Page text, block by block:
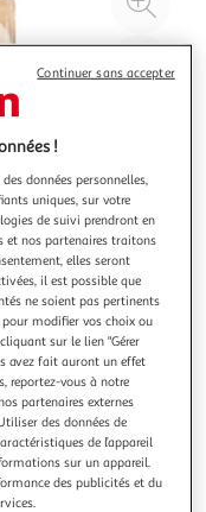
à
minutes avec la
à garnir, ultra
four avec son
!
données personnelles,
uniques, sur votre
de suivi prendront en
et nos partenaires traitons
elles seront
il est possible que
ne soient pas pertinents
modifier vos choix ou
sur le lien "Gérer
avez fait auront un effet
reportez-vous à notre
partenaires externes
des données de
de l’appareil
sur un appareil.
des publicités et du
Continuer sans accepter